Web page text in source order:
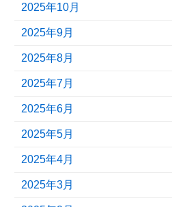
2025年10月
2025年9月
2025年8月
2025年7月
2025年6月
2025年5月
2025年4月
2025年3月